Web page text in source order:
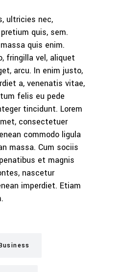
ultricies nec,
quis, sem.
quis enim.
fringilla vel, aliquet
arcu. In enim justo,
a, venenatis vitae,
felis eu pede
tincidunt. Lorem
consectetuer
commodo ligula
massa. Cum sociis
et magnis
nascetur
imperdiet. Etiam